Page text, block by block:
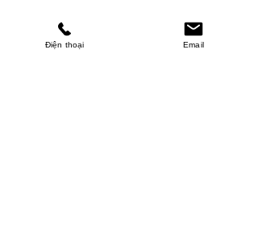
Điện thoại Email